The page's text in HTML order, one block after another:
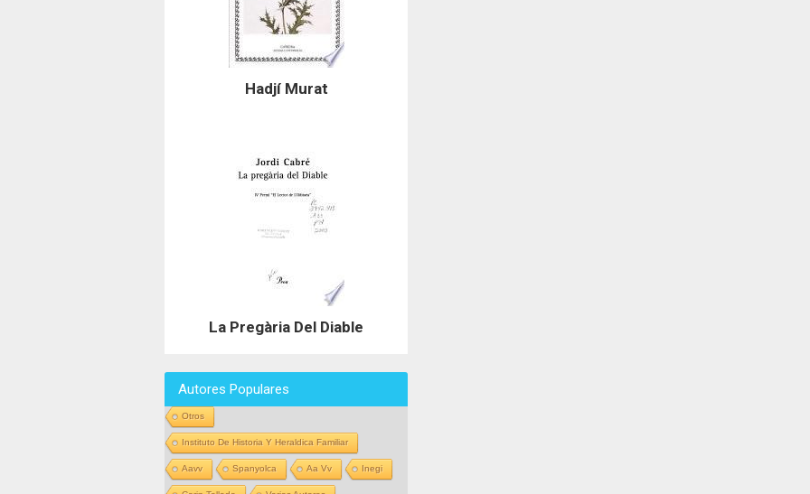
Hadjí Murat
La Pregària Del Diable
Autores Populares
Otros
Instituto De Historia Y Heraldica Familiar
Aavv Spanyolca Aa Vv Inegi